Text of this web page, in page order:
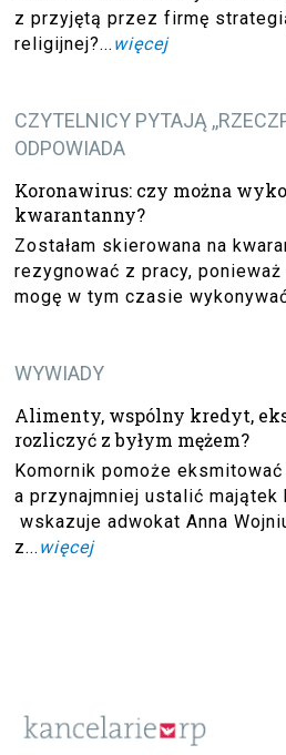
z przyjętą przez firmę
religijnej?... więcej
CZYTELNICY PYTAJĄ
ODPOWIADA
Koronawirus: czy można
kwarantanny?
Zostałam skierowana na
rezygnować z pracy,
mogę w tym czasie
WYWIADY
Alimenty, wspólny kredyt,
rozliczyć z byłym mężem?
Komornik pomoże
a przynajmniej ustalić majątek
wskazuje adwokat Anna
z... więcej